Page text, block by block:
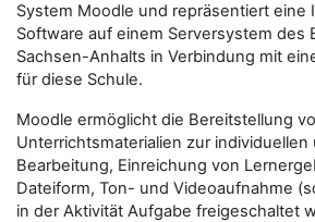
System Moodle und repräsentiert eine
Software auf einem Serversystem des
Sachsen-Anhalts in Verbindung mit
für diese Schule.
Moodle ermöglicht die Bereitstellung
Unterrichtsmaterialien zur
Bearbeitung, Einreichung von
Dateiform, Ton- und Videoaufnahme
in der Aktivität Aufgabe freigeschaltet